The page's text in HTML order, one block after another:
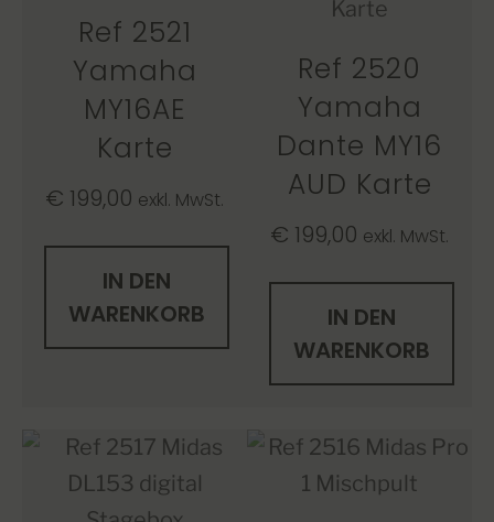
Ref 2521
Yamaha
MY16AE
Karte
€ 199,00 exkl. MwSt.
IN DEN
WARENKORB
Ref 2520
Yamaha
Dante MY16
AUD Karte
€ 199,00 exkl. MwSt.
IN DEN
WARENKORB